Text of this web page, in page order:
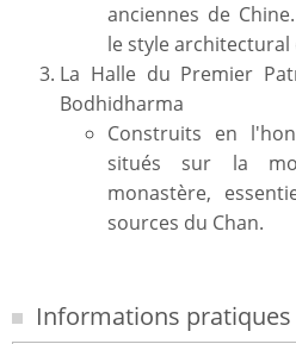
anciennes de
le style architectural
La Halle du Premier
Bodhidharma
Construits en
situés sur la
monastère,
sources du Chan.
Informations